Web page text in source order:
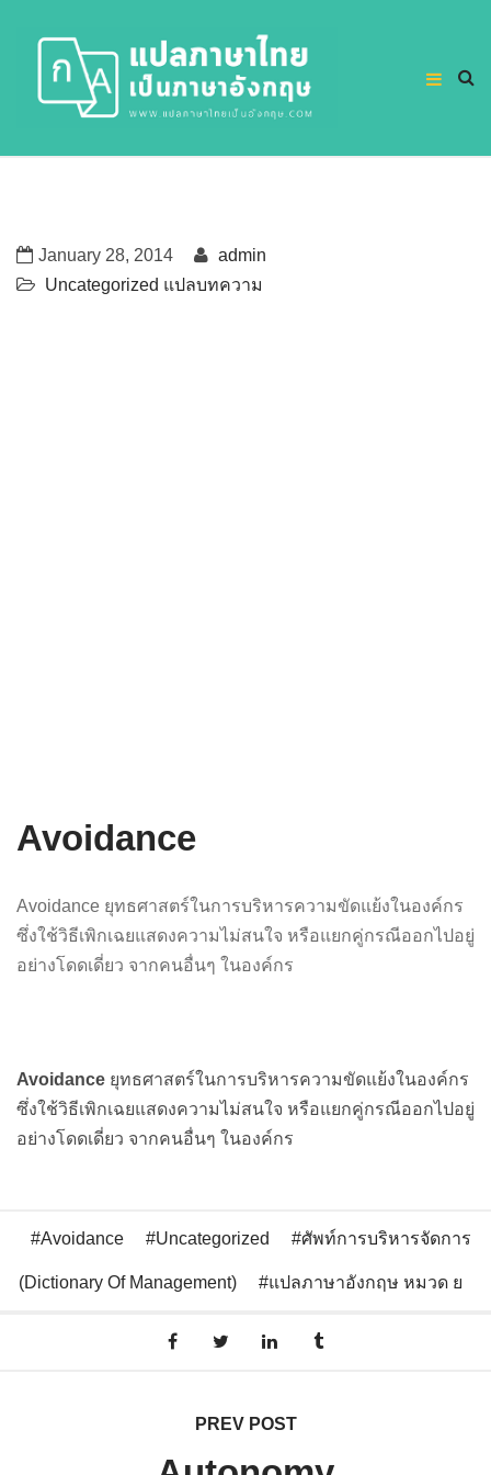
January 28, 2014
admin
Uncategorized แปลบทความ
Avoidance
Avoidance ยุทธศาสตร์ในการบริหารความขัดแย้งในองค์กร
ซึ่งใช้วิธีเพิกเฉยแสดงความไม่สนใจ หรือแยกคู่กรณีออกไปอยู่
อย่างโดดเดี่ยว จากคนอื่นๆ ในองค์กร
Avoidance ยุทธศาสตร์ในการบริหารความขัดแย้งในองค์กร
ซึ่งใช้วิธีเพิกเฉยแสดงความไม่สนใจ หรือแยกคู่กรณีออกไปอยู่
อย่างโดดเดี่ยว จากคนอื่นๆ ในองค์กร
Avoidance Uncategorized ศัพท์การบริหารจัดการ
(Dictionary Of Management) แปลภาษาอังกฤษ หมวด ย
PREV POST